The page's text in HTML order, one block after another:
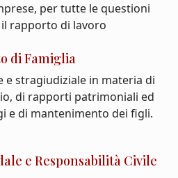
per tutte le questioni
rapporto di lavoro
di Famiglia
e stragiudiziale in materia di
di rapporti patrimoniali ed
e di mantenimento dei figli.
e Responsabilità Civile